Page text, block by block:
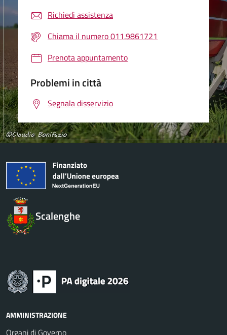
Richiedi assistenza
Chiama il numero 011.9861721
Prenota appuntamento
Problemi in città
Segnala disservizio
Scalenghe
AMMINISTRAZIONE
Organi di Governo